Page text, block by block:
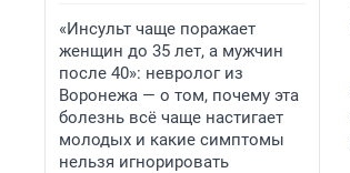
«Инсульт чаще поражает
женщин до 35 лет, а мужчин
после 40»: невролог из
Воронежа — о том, почему эта
болезнь всё чаще настигает
молодых и какие симптомы
нельзя игнорировать